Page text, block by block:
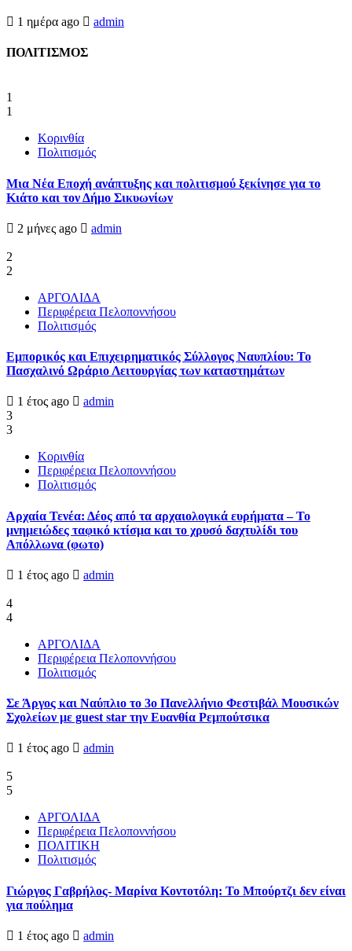
1 ημέρα ago admin
ΠΟΛΙΤΙΣΜΟΣ
1
1
Κορινθία
Πολιτισμός
Μια Νέα Εποχή ανάπτυξης και πολιτισμού ξεκίνησε για το
Κιάτο και τον Δήμο Σικυωνίων
2 μήνες ago admin
2
2
ΑΡΓΟΛΙΔΑ
Περιφέρεια Πελοποννήσου
Πολιτισμός
Εμπορικός και Επιχειρηματικός Σύλλογος Ναυπλίου: Το
Πασχαλινό Ωράριο Λειτουργίας των καταστημάτων
1 έτος ago
admin
3
3
Κορινθία
Περιφέρεια Πελοποννήσου
Πολιτισμός
Αρχαία Τενέα: Δέος από τα αρχαιολογικά ευρήματα – Το
μνημειώδες ταφικό κτίσμα και το χρυσό δαχτυλίδι του
Απόλλωνα (φωτο)
1 έτος ago admin
4
4
ΑΡΓΟΛΙΔΑ
Περιφέρεια Πελοποννήσου
Πολιτισμός
Σε Άργος και Ναύπλιο το 3ο Πανελλήνιο Φεστιβάλ Μουσικών
Σχολείων με guest star την Ευανθία Ρεμπούτσικα
1 έτος ago admin
5
5
ΑΡΓΟΛΙΔΑ
Περιφέρεια Πελοποννήσου
ΠΟΛΙΤΙΚΗ
Πολιτισμός
Γιώργος Γαβρήλος- Μαρίνα Κοντοτόλη: Το Μπούρτζι δεν είναι
για πούλημα
1 έτος ago admin